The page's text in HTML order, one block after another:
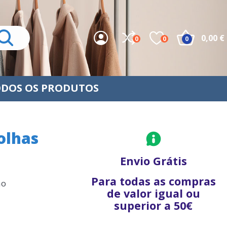
0 0 0,00 €
0
OS PRODUTOS
Envio Grátis
Para todas as compras
de valor igual ou
superior a 50€